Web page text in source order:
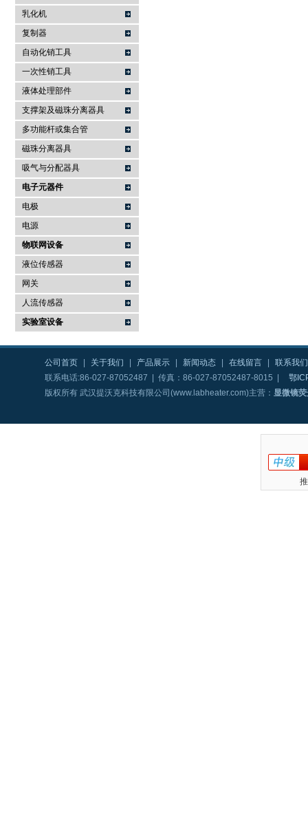
乳化机
复制器
自动化销工具
一次性销工具
液体处理部件
支撑架及磁珠分离器具
多功能杆或集合管
磁珠分离器具
吸气与分配器具
电子元器件
电极
电源
物联网设备
液位传感器
网关
人流传感器
实验室设备
公司首页 关于我们 产品展示 新闻动态 在线留言
联系我们
联系电话:86-027-87052487 | 传真：86-027-87052487-8015 |
鄂
版权所有 武汉提沃克科技有限公司(www.labheater.com)主营： 显微镜